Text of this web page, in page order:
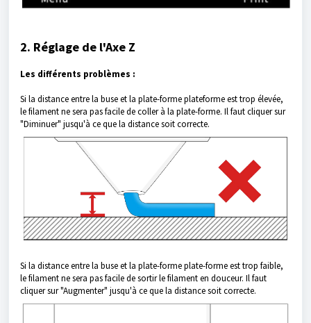
2. Réglage de l'Axe Z
Les différents problèmes :
Si la distance entre la buse et la plate-forme plateforme est trop élevée,
le filament ne sera pas facile de coller à la plate-forme. Il faut cliquer sur
"Diminuer" jusqu'à ce que la distance soit correcte.
Si la distance entre la buse et la plate-forme plate-forme est trop faible,
le filament ne sera pas facile de sortir le filament en douceur. Il faut
cliquer sur "Augmenter" jusqu'à ce que la distance soit correcte.